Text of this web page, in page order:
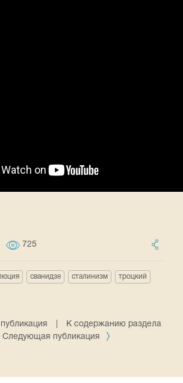
725
сванидзе сталинизм троцкий
К содержанию раздела
Следующая публикация